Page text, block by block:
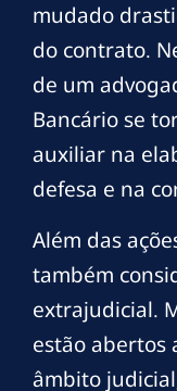
mudado
do contrato.
de um
Bancário se
auxiliar na
defesa e na
Além das
também
extrajudicial.
estão abertos
âmbito